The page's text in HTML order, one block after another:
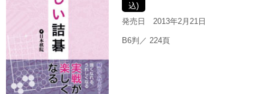
込)
発売日
2013年2月21日
B6判／ 224頁